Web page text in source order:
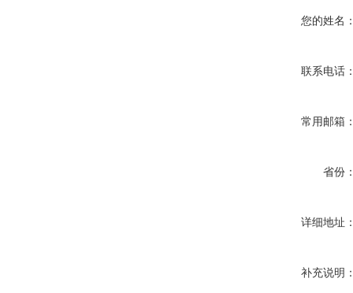
您的姓名
联系电话
常用邮箱
省份
详细地址
补充说明